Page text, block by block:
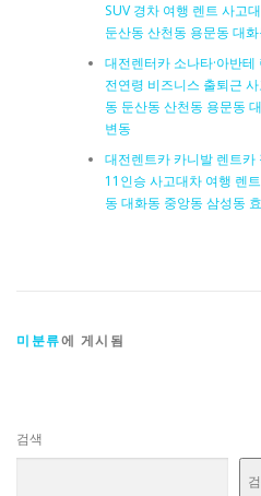
SUV 경차 여행 렌트 사고
둔산동 산천동 용문동 대
대전렌터카 소나타·아반
전연령 비즈니스 출퇴근
동 둔산동 산천동 용문동
변동
대전렌트카 카니발 렌트
11인승 사고대차 여행 렌
동 대화동 중앙동 삼성동
미분류에 게시됨
검색